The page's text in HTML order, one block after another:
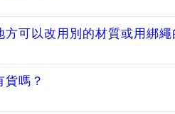
方可以改用別的材質或用綁
貨嗎？